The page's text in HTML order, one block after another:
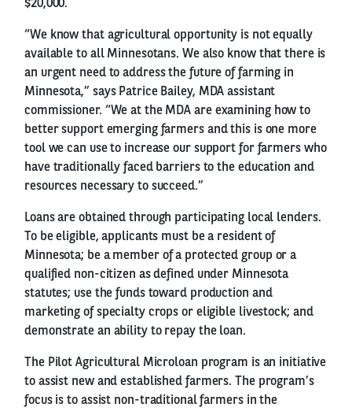
$20,000.
“We know that agricultural opportunity is not equally
available to all Minnesotans. We also know that there is
an urgent need to address the future of farming in
Minnesota,” says Patrice Bailey, MDA assistant
commissioner. “We at the MDA are examining how to
better support emerging farmers and this is one more
tool we can use to increase our support for farmers who
have traditionally faced barriers to the education and
resources necessary to succeed.”
Loans are obtained through participating local lenders.
To be eligible, applicants must be a resident of
Minnesota; be a member of a protected group or a
qualified non-citizen as defined under Minnesota
statutes; use the funds toward production and
marketing of specialty crops or eligible livestock; and
demonstrate an ability to repay the loan.
The Pilot Agricultural Microloan program is an initiative
to assist new and established farmers. The program’s
focus is to assist non-traditional farmers in the